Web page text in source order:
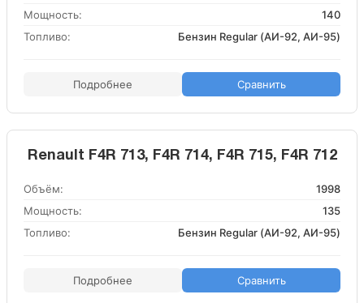
Мощность:
140
Топливо:
Бензин Regular (АИ-92, АИ-95)
Подробнее Сравнить
Renault F4R 713, F4R 714, F4R 715, F4R 712
Объём:
1998
Мощность:
135
Топливо:
Бензин Regular (АИ-92, АИ-95)
Подробнее Сравнить